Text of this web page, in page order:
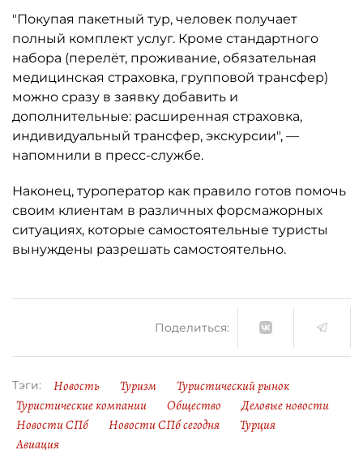
"Покупая пакетный тур, человек получает
полный комплект услуг. Кроме стандартного
набора (перелёт, проживание, обязательная
медицинская страховка, групповой трансфер)
можно сразу в заявку добавить и
дополнительные: расширенная страховка,
индивидуальный трансфер, экскурсии", —
напомнили в пресс-службе.
Наконец, туроператор как правило готов помочь
своим клиентам в различных форсмажорных
ситуациях, которые самостоятельные туристы
вынуждены разрешать самостоятельно.
Поделиться:
Тэги: Новость Туризм
Туристический рынок
Туристические компании
Общество
Деловые новости
Новости СПб
Новости СПб сегодня
Турция
Авиация